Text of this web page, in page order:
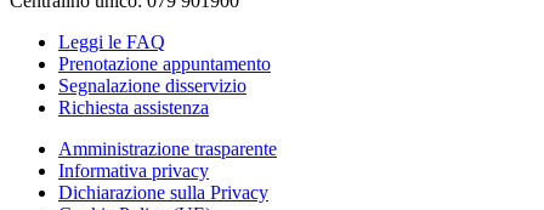
Leggi le FAQ
Prenotazione appuntamento
Segnalazione disservizio
Richiesta assistenza
Amministrazione trasparente
Informativa privacy
Dichiarazione sulla Privacy